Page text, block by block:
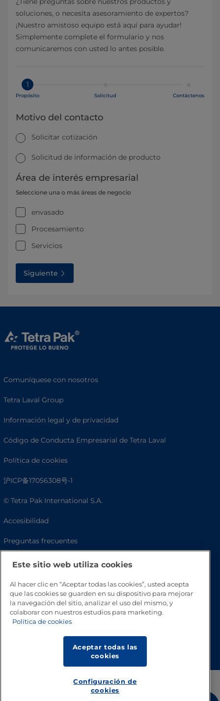
soluciones, o necesita asesoramiento de expertos?
¡Nuestro amistoso equipo está aquí para ayudar!
Simplemente complete el formulario y nos
comunicaremos con usted lo antes posible.
1
Propósito Solicitud Contáctenos
Motivo del contacto
Solicitar cotización
Solicitud de información de producto
Área de interés empresarial
Seleccione una o más áreas de negocio
envasado
Procesamiento
Servicios
Siguiente
Comuníquese con nosotros
Tetra Laval Group
Información legal y de privacidad
Código de Conducta Empresarial de Tetra Laval
Política de cookies
沪ICP备17056308号-1
© Tetra Pak International S.A.
Accesibilidad
Preguntas frecuentes
Este sitio web utiliza cookies
Al hacer clic en “Aceptar todas las cookies”, usted acepta
que las cookies se guarden en su dispositivo para mejorar
la navegación del sitio, analizar el uso del mismo, y
colaborar con nuestros estudios para marketing.
Política de cookies
Aceptar todas las
cookies
Configuración de
cookies